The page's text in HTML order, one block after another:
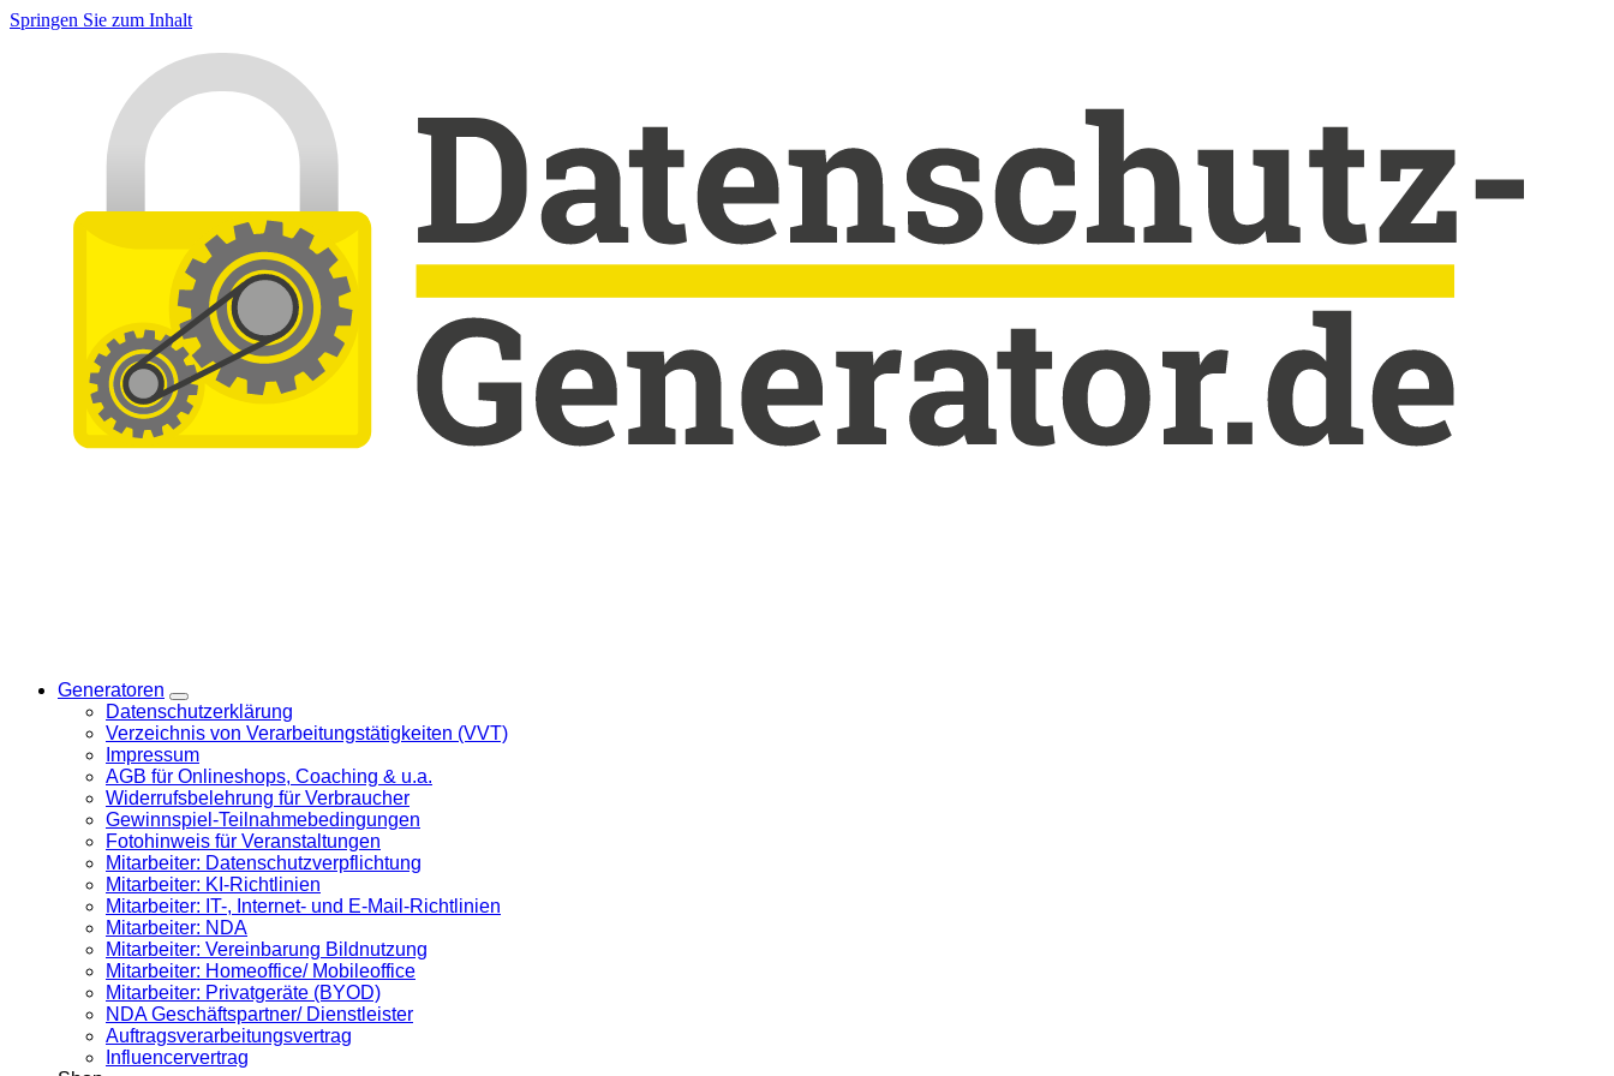
Springen Sie zum Inhalt
Generatoren
Datenschutzerklärung
Verzeichnis von Verarbeitungstätigkeiten (VVT)
Impressum
AGB für Onlineshops, Coaching & u.a.
Widerrufsbelehrung für Verbraucher
Gewinnspiel-Teilnahmebedingungen
Fotohinweis für Veranstaltungen
Mitarbeiter: Datenschutzverpflichtung
Mitarbeiter: KI-Richtlinien
Mitarbeiter: IT-, Internet- und E-Mail-Richtlinien
Mitarbeiter: NDA
Mitarbeiter: Vereinbarung Bildnutzung
Mitarbeiter: Homeoffice/ Mobileoffice
Mitarbeiter: Privatgeräte (BYOD)
NDA Geschäftspartner/ Dienstleister
Auftragsverarbeitungsvertrag
Influencervertrag